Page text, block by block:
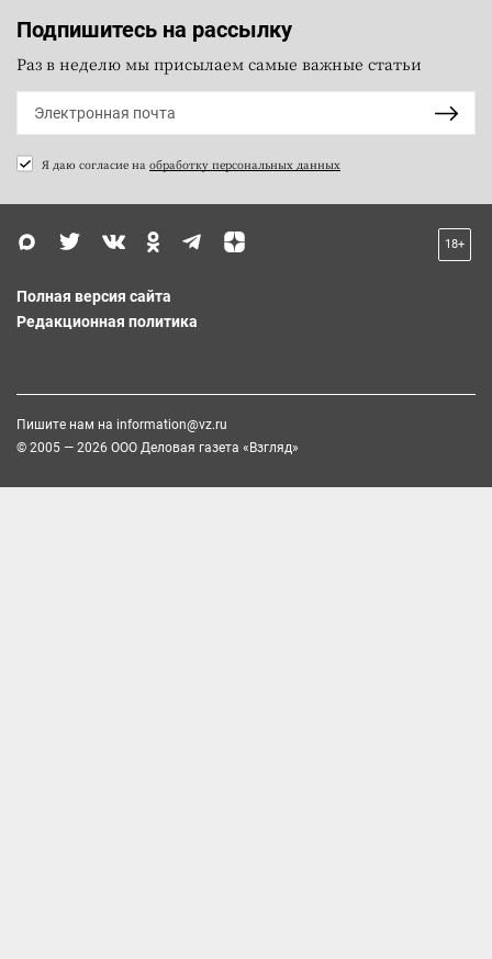
Подпишитесь на рассылку
Раз в неделю мы присылаем самые важные статьи
Я даю согласие на обработку персональных данных
18+
Полная версия сайта
Редакционная политика
Пишите нам на information@vz.ru
© 2005 — 2026 ООО Деловая газета «Взгляд»